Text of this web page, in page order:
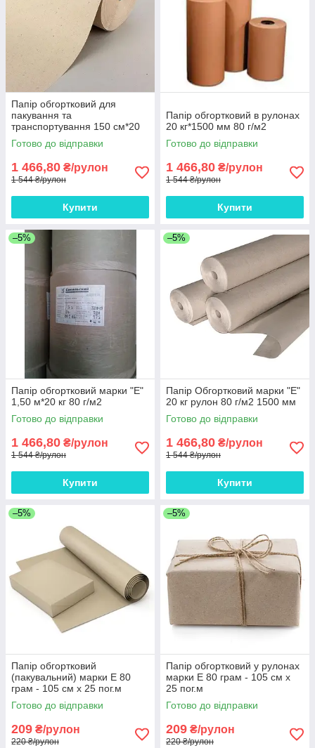
Папір обгортковий для
пакування та
транспортування 150 см*20
кг рулон
Готово до відправки
1 466,80 ₴/рулон
1 544 ₴/рулон
Купити
Папір обгортковий в рулонах
20 кг*1500 мм 80 г/м2
Готово до відправки
1 466,80 ₴/рулон
1 544 ₴/рулон
Купити
–5%
Папір обгортковий марки "Е"
1,50 м*20 кг 80 г/м2
Готово до відправки
1 466,80 ₴/рулон
1 544 ₴/рулон
Купити
–5%
Папір Обгортковий марки "Е"
20 кг рулон 80 г/м2 1500 мм
Готово до відправки
1 466,80 ₴/рулон
1 544 ₴/рулон
Купити
–5%
Папір обгортковий
(пакувальний) марки Е 80
грам - 105 см х 25 пог.м
Готово до відправки
209 ₴/рулон
220 ₴/рулон
–5%
Папір обгортковий у рулонах
марки Е 80 грам - 105 см х
25 пог.м
Готово до відправки
209 ₴/рулон
220 ₴/рулон